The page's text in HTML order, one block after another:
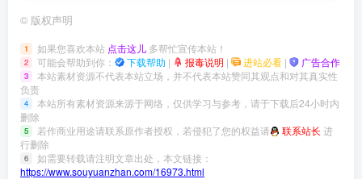
© 版权声明
1 如果您喜欢本站 点击这儿 多帮忙宣传本站！
2 可能会帮助到你： 下载帮助 | 报毒说明 | 进站必看 | 广告合作
3
本站素材资源不代表本站立场，并不代表本站赞同其观点和对其真实性
负责
4
本站所有素材资源来源于网络，仅供学习与参考，请于下载后24小时内
删除
5 若作商业用途请联系原作者授权，若侵犯了您的权益请 联系站长 进
行删除
6
如需要转载请注明文章出处，本文链接：
https://www.souyuanzhan.com/16973.html